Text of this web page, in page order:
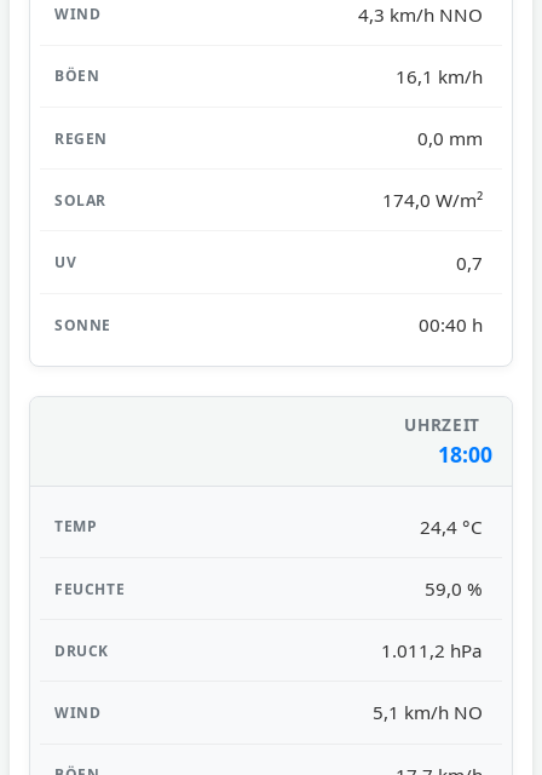
4,3 km/h NNO
16,1 km/h
0,0 mm
174,0 W/m²
0,7
00:40 h
18:00
24,4 °C
59,0 %
1.011,2 hPa
5,1 km/h NO